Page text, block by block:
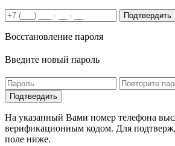
Подтвердить
Восстановление пароля
Введите новый пароль
На указанный Вами номер телефона
верификационным кодом. Для
поле ниже.